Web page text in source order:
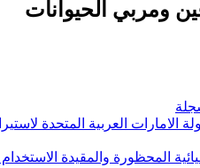
ومربي الحيوانات
الامارات العربية المتحدة
المحظورة والمقيدة